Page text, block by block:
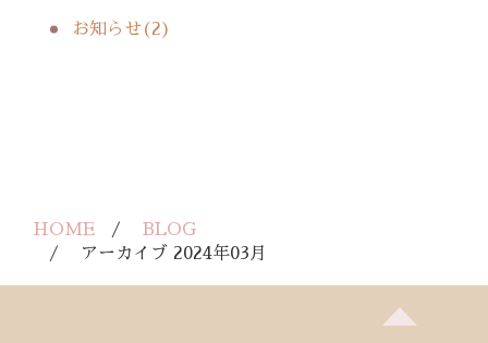
お知らせ(2)
HOME
BLOG
アーカイブ 2024年03月